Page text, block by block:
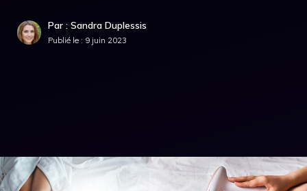
Par : Sandra Duplessis
Publié le : 9 juin 2023